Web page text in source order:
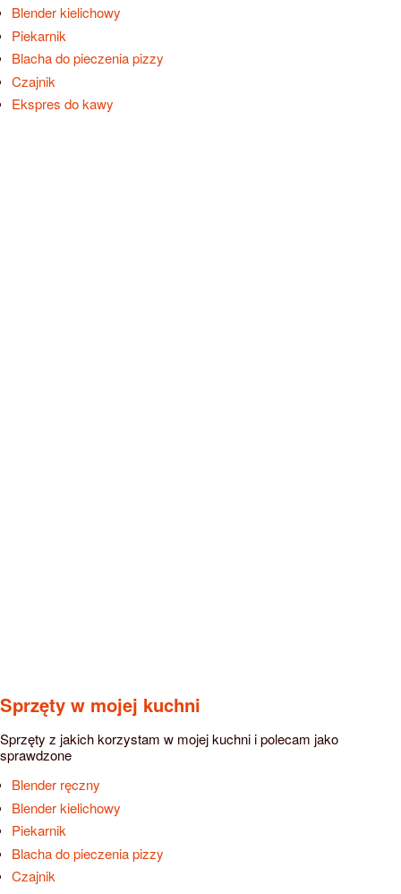
Blender kielichowy
Piekarnik
Blacha do pieczenia pizzy
Czajnik
Ekspres do kawy
Sprzęty w mojej kuchni
Sprzęty z jakich korzystam w mojej kuchni i polecam jako
sprawdzone
Blender ręczny
Blender kielichowy
Piekarnik
Blacha do pieczenia pizzy
Czajnik